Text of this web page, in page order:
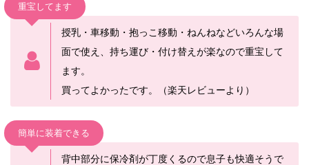
重宝してます
授乳・車移動・抱っこ移動・ねんねなどいろんな場
面で使え、持ち運び・付け替えが楽なので重宝して
ます。
買ってよかったです。（楽天レビューより）
簡単に装着できる
背中部分に保冷剤が丁度くるので息子も快適そうで